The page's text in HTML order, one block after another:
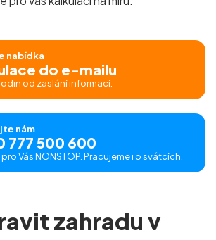
nabídka
do e-mailu
od zaslání informací.
nám
777 500 600
pro Vás NONSTOP. Pracujeme i o svátcích.
zahradu v